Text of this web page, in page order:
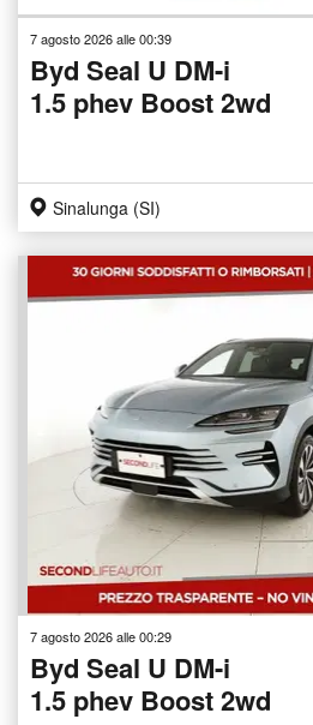
7 agosto 2026 alle 00:39
Byd Seal U DM-i
1.5 phev Boost 2wd
Sinalunga (SI)
7 agosto 2026 alle 00:29
Byd Seal U DM-i
1.5 phev Boost 2wd